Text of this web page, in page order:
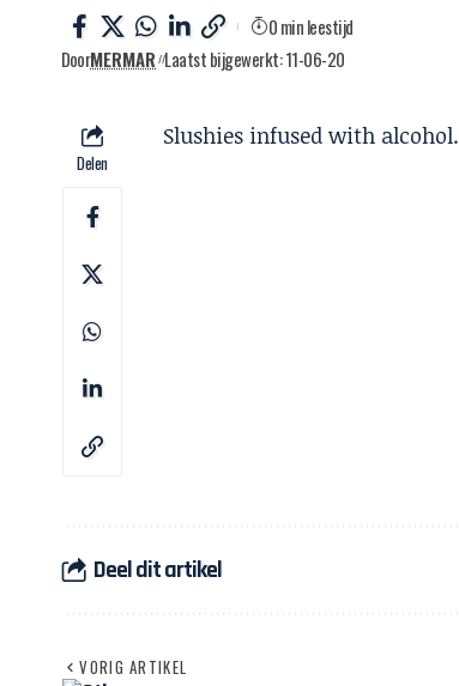
DoorMERMAR Laatst bijgewerkt: 11-06-20
0 min leestijd
Delen
Slushies infused with alcohol.
Deel dit artikel
VORIG ARTIKEL